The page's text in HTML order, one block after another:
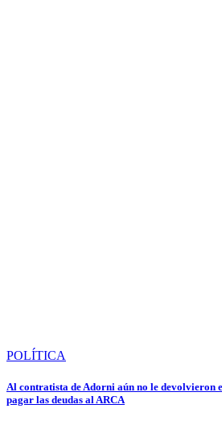
POLÍTICA
Al contratista de Adorni aún no le devolvieron
pagar las deudas al ARCA